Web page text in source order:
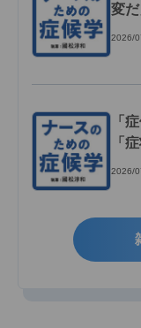
変
2026/
「
「
2026/